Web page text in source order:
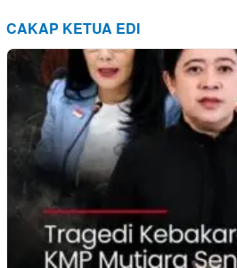
CAKAP KETUA EDI